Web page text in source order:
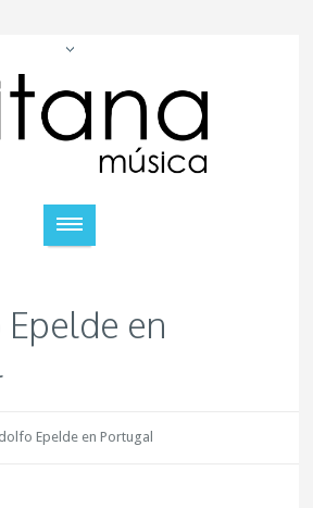
en
Epelde en Portugal